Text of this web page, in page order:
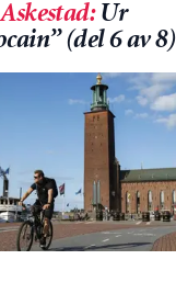
: Ur
(del 6 av 8)